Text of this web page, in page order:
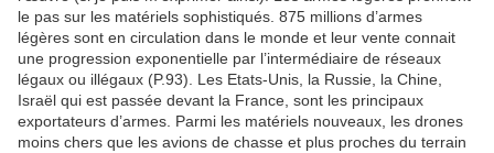
le pas sur les matériels sophistiqués. 875 millions d’armes
légères sont en circulation dans le monde et leur vente connait
une progression exponentielle par l’intermédiaire de réseaux
légaux ou illégaux (P.93). Les Etats-Unis, la Russie, la Chine,
Israël qui est passée devant la France, sont les principaux
exportateurs d’armes. Parmi les matériels nouveaux, les drones
moins chers que les avions de chasse et plus proches du terrain